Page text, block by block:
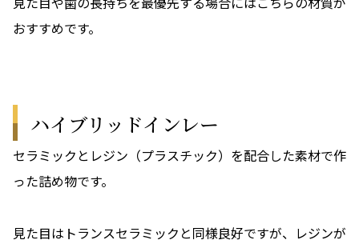
おすすめです。
ハイブリッドインレー
セラミックとレジン（プラスチック）を配合した素材で作
った詰め物です。
見た目はトランスセラミックと同様良好ですが、レジンが